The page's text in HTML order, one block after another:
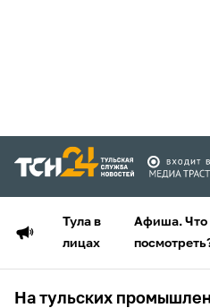
Тула в
лицах
Афиша. Что
На тульских